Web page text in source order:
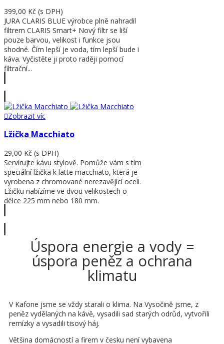
399,00 Kč (s DPH)
JURA CLARIS BLUE výrobce plně nahradil
filtrem CLARIS Smart+ Nový filtr se liší
pouze barvou, velikost i funkce jsou
shodné. Čím lepší je voda, tím lepší bude i
káva. Vyčistěte ji proto raději pomocí
filtrační...
Zobrazit víc
Lžička Macchiato
29,00 Kč (s DPH)
Servírujte kávu stylově. Pomůže vám s tím
speciální lžička k latte macchiato, která je
vyrobena z chromované nerezavějící oceli.
Lžičku nabízíme ve dvou velikostech o
délce 225 mm nebo 180 mm.
Úspora energie a vody =
úspora peněz a ochrana
klimatu
V Kafone jsme se vždy starali o klima. Na Vysočině jsme, z
peněz vydělaných na kávě, vysadili sad starých odrůd, vytvořili
remízky a vysadili tisový háj.
Většina domácností a firem v česku není vybavena